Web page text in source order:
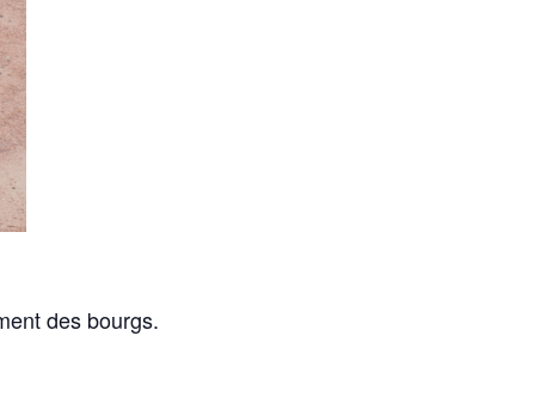
des bourgs.